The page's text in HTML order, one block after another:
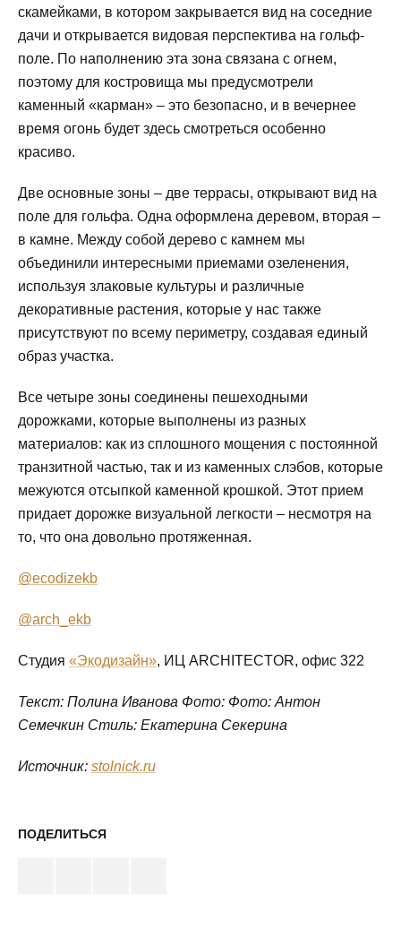
скамейками, в котором закрывается вид на соседние
дачи и открывается видовая перспектива на гольф-
поле. По наполнению эта зона связана с огнем,
поэтому для костровища мы предусмотрели
каменный «карман» – это безопасно, и в вечернее
время огонь будет здесь смотреться особенно
красиво.
Две основные зоны – две террасы, открывают вид на
поле для гольфа. Одна оформлена деревом, вторая –
в камне. Между собой дерево с камнем мы
объединили интересными приемами озеленения,
используя злаковые культуры и различные
декоративные растения, которые у нас также
присутствуют по всему периметру, создавая единый
образ участка.
Все четыре зоны соединены пешеходными
дорожками, которые выполнены из разных
материалов: как из сплошного мощения с постоянной
транзитной частью, так и из каменных слэбов, которые
межуются отсыпкой каменной крошкой. Этот прием
придает дорожке визуальной легкости – несмотря на
то, что она довольно протяженная.
@ecodizekb
@arch_ekb
Студия «Экодизайн», ИЦ ARCHITECTOR, офис 322
Текст: Полина Иванова Фото: Фото: Антон
Семечкин Стиль: Екатерина Секерина
Источник: stolnick.ru
ПОДЕЛИТЬСЯ